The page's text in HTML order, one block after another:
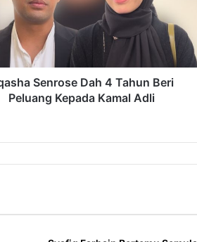
Senrose Dah 4 Tahun Beri
Peluang Kepada Kamal Adli